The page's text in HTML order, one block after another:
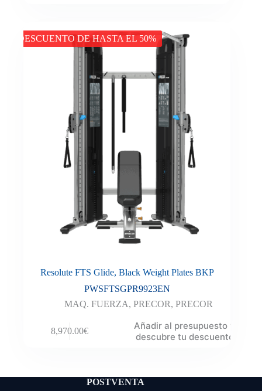
DESCUENTO DE HASTA EL 50%
Resolute FTS Glide, Black Weight Plates BKP
PWSFTSGPR9923EN
MAQ. FUERZA,PRECOR,PRECOR
8,970.00€
Añadir al presupuesto y
descubre tu descuento
POSTVENTA